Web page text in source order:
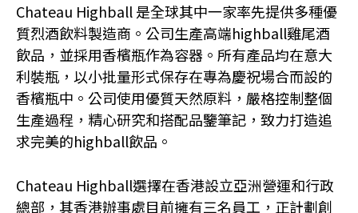
Chateau Highball 是全球其中一家率先提供多種優
質烈酒飲料製造商。公司生產高端highball雞尾酒
飲品，並採用香檳瓶作為容器。所有產品均在意大
利裝瓶，以小批量形式保存在專為慶祝場合而設的
香檳瓶中。公司使用優質天然原料，嚴格控制整個
生產過程，精心研究和搭配品鑒筆記，致力打造追
求完美的highball飲品。
Chateau Highball選擇在香港設立亞洲營運和行政
總部，其香港辦事處目前擁有三名員工，正計劃創